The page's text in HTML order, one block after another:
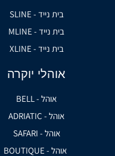
בית נייד - SLINE
בית נייד - MLINE
בית נייד - XLINE
אוהלי יוקרה
אוהל - BELL
אוהל - ADRIATIC
אוהל - SAFARI
אוהל - BOUTIQUE